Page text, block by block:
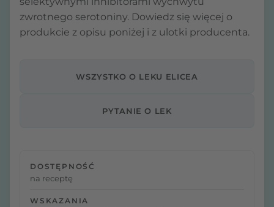
zwrotnego serotoniny. Dowiedz się więcej o
produkcie z opisu poniżej i z ulotki producenta.
WSZYSTKO O LEKU ELICEA
PYTANIE O LEK
DOSTĘPNOŚĆ
na receptę
WSKAZANIA